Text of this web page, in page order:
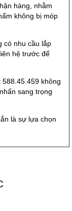
hàng, nhằm
không bị móp
có nhu cầu lắp
hệ trước để
không
sang trọng
là sự lựa chọn